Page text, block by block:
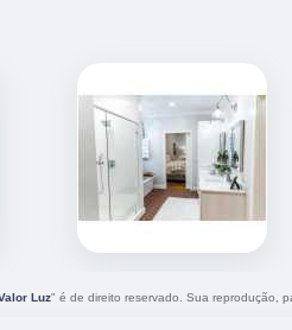
Luz" é de direito reservado. Sua reprodução,